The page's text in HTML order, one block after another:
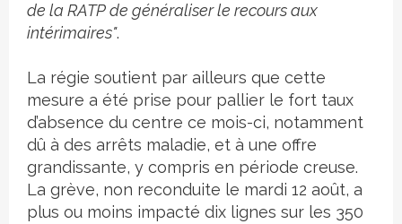
de la RATP de généraliser le recours aux
intérimaires".
La régie soutient par ailleurs que cette
mesure a été prise pour pallier le fort taux
d’absence du centre ce mois-ci, notamment
dû à des arrêts maladie, et à une offre
grandissante, y compris en période creuse.
La grève, non reconduite le mardi 12 août, a
plus ou moins impacté dix lignes sur les 350